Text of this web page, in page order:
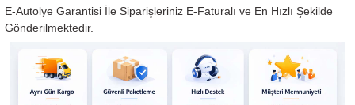
E-Autolye Garantisi İle Siparişleriniz E-Faturalı ve En Hızlı Şekilde
Gönderilmektedir.